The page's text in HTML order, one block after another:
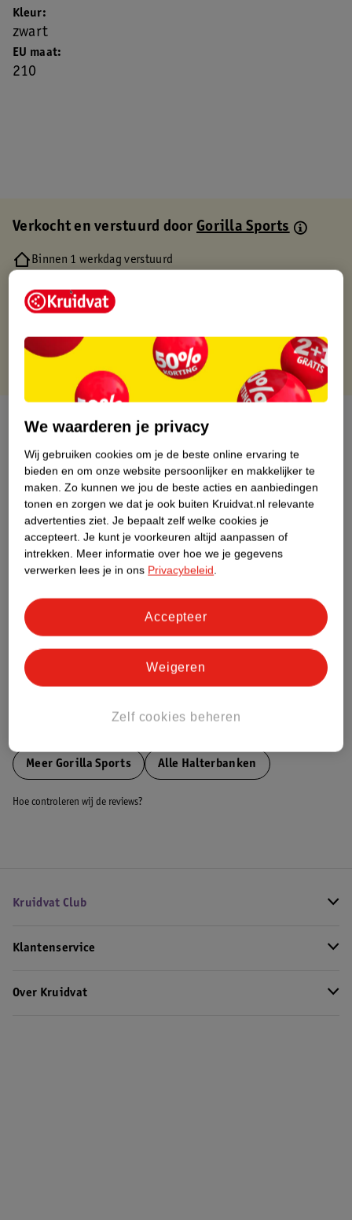
EU maat
210
Kleur
zwart
Verkocht en verstuurd doorGorilla Sports
Binnen 1 werkdag verstuurd
Gratis retourneren via verkooppartner.
Gratis punten met je Kruidvat kaart
Over dit product
Productinformatie
Etiketinformatie
Nature Impact Score
Dit product heeft (nog) geen Nature
Bestel & Bezorginformatie
Meer Gorilla Sports Alle Halterbanken
Hoe controleren wij de reviews?
Kruidvat Club
Klantenservice
Over Kruidvat
We waarderen je privacy
Wij gebruiken cookies om je de beste online ervaring te
bieden en om onze website persoonlijker en makkelijker te
maken. Zo kunnen we jou de beste acties en aanbiedingen
tonen en zorgen we dat je ook buiten Kruidvat.nl relevante
advertenties ziet. Je bepaalt zelf welke cookies je
accepteert. Je kunt je voorkeuren altijd aanpassen of
intrekken. Meer informatie over hoe we je gegevens
verwerken lees je in ons Privacybeleid.
Zelf cookies beheren
Weigeren
Accepteer